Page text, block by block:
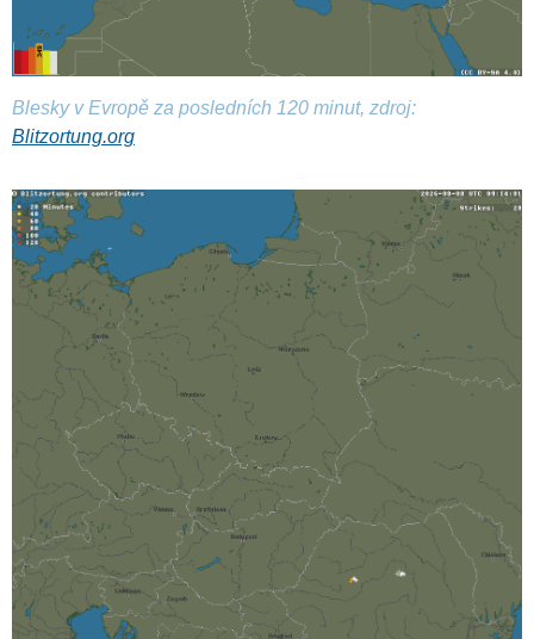
Blesky v Evropě za posledních 120 minut, zdroj:
Blitzortung.org